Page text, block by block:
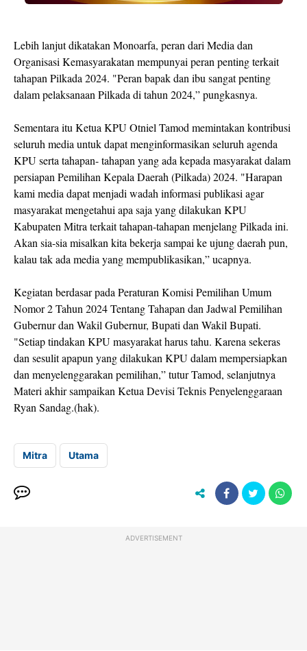
Lebih lanjut dikatakan Monoarfa, peran dari Media dan
Organisasi Kemasyarakatan mempunyai peran penting terkait
tahapan Pilkada 2024. "Peran bapak dan ibu sangat penting
dalam pelaksanaan Pilkada di tahun 2024,” pungkasnya.
Sementara itu Ketua KPU Otniel Tamod memintakan kontribusi
seluruh media untuk dapat menginformasikan seluruh agenda
KPU serta tahapan- tahapan yang ada kepada masyarakat dalam
persiapan Pemilihan Kepala Daerah (Pilkada) 2024. "Harapan
kami media dapat menjadi wadah informasi publikasi agar
masyarakat mengetahui apa saja yang dilakukan KPU
Kabupaten Mitra terkait tahapan-tahapan menjelang Pilkada ini.
Akan sia-sia misalkan kita bekerja sampai ke ujung daerah pun,
kalau tak ada media yang mempublikasikan,” ucapnya.
Kegiatan berdasar pada Peraturan Komisi Pemilihan Umum
Nomor 2 Tahun 2024 Tentang Tahapan dan Jadwal Pemilihan
Gubernur dan Wakil Gubernur, Bupati dan Wakil Bupati.
"Setiap tindakan KPU masyarakat harus tahu. Karena sekeras
dan sesulit apapun yang dilakukan KPU dalam mempersiapkan
dan menyelenggarakan pemilihan,” tutur Tamod, selanjutnya
Materi akhir sampaikan Ketua Devisi Teknis Penyelenggaraan
Ryan Sandag.(hak).
Mitra Utama
ADVERTISEMENT